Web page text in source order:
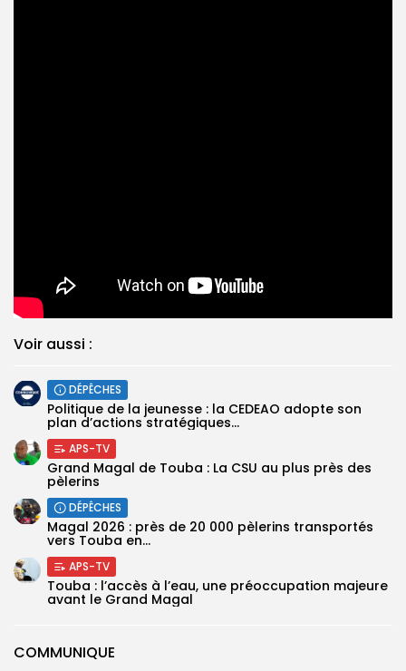
COMMUNIQUE
Voir aussi :
DÉPÊCHES
Politique de la jeunesse : la CEDEAO adopte son
plan d’actions stratégiques...
APS-TV
Grand Magal de Touba : La CSU au plus près des
pèlerins
DÉPÊCHES
Magal 2026 : près de 20 000 pèlerins transportés
vers Touba en...
APS-TV
Touba : l’accès à l’eau, une préoccupation majeure
avant le Grand Magal